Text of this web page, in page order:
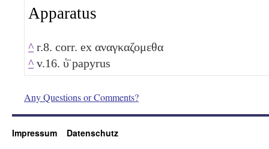
Apparatus
^ r.8. corr. ex αναγκαζομεθα
^ v.16. ὑ̈ papyrus
Any Questions or Comments?
Impressum Datenschutz